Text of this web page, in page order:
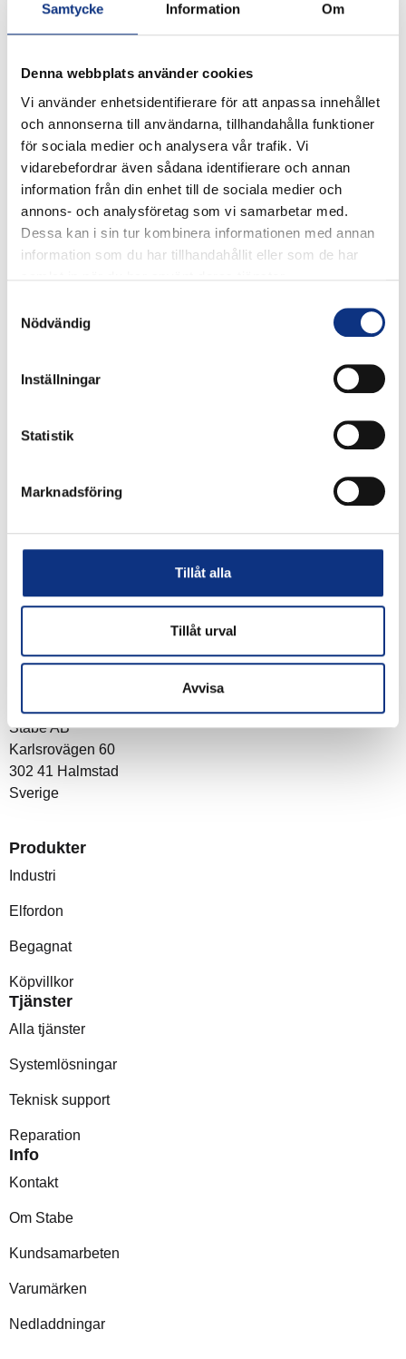
Samtycke Information Om
Denna webbplats använder cookies
Vi använder enhetsidentifierare för att anpassa innehållet
och annonserna till användarna, tillhandahålla funktioner
för sociala medier och analysera vår trafik. Vi
vidarebefordrar även sådana identifierare och annan
information från din enhet till de sociala medier och
annons- och analysföretag som vi samarbetar med.
Dessa kan i sin tur kombinera informationen med annan
information som du har tillhandahållit eller som de har
Nödvändig
Inställningar
Statistik
Marknadsföring
Tillåt alla
Tillåt urval
Avvisa
Stabes
du godkänner våraintegritetspolicy
Stabe AB
Karlsrovägen 60
302 41 Halmstad
Sverige
Produkter
Industri
Elfordon
Begagnat
Köpvillkor
Tjänster
Alla tjänster
Systemlösningar
Teknisk support
Reparation
Info
Kontakt
Om Stabe
Kundsamarbeten
Varumärken
Nedladdningar